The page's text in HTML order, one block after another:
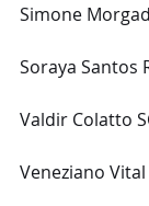
Simone
Soraya Santos
Valdir Colatto
Veneziano